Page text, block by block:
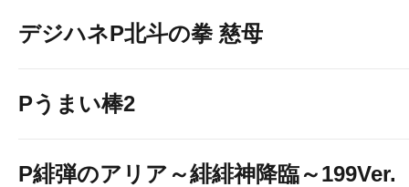
デジハネP北斗の拳 慈母
Pうまい棒2
P緋弾のアリア～緋緋神降臨～199Ver.